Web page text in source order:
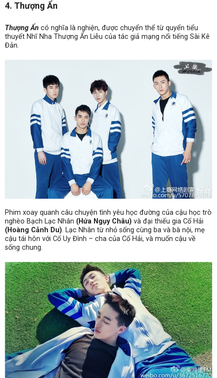
4. Thượng Ẩn
Thượng Ẩn có nghĩa là nghiện, được chuyển thể từ quyển tiểu
thuyết Nhĩ Nha Thượng Ẩn Liễu của tác giả mạng nổi tiếng Sài Kê
Đản.
Phim xoay quanh câu chuyện tình yêu học đường của cậu học trò
nghèo Bạch Lạc Nhân (Hứa Ngụy Châu) và đại thiếu gia Cố Hải
(Hoàng Cảnh Du). Lạc Nhân từ nhỏ sống cùng ba và bà nội, mẹ
cậu tái hôn với Cố Uy Đình – cha của Cố Hải, và muốn cậu về
sống chung.